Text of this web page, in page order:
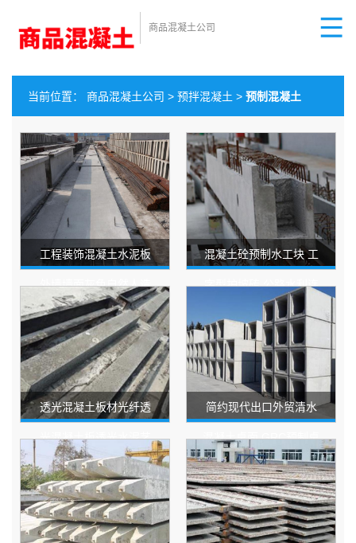
商品混凝土公司
当前位置： 商品混凝土公司 > 预拌混凝土 > 预制混凝土
工程装饰混凝土水泥板
外墙墙面灰色自然人造
洞石清水混凝土预制板
混凝土砼预制水工块 工
字型护坡砖 公路水利连
锁砌块燕尾式水工砖
透光混凝土板材光纤透
光混凝土板透光水泥艺
术预制板装饰建筑材料
简约现代出口外贸清水
混凝土桌面 GRC预制桌
子水泥混泥土灰家具